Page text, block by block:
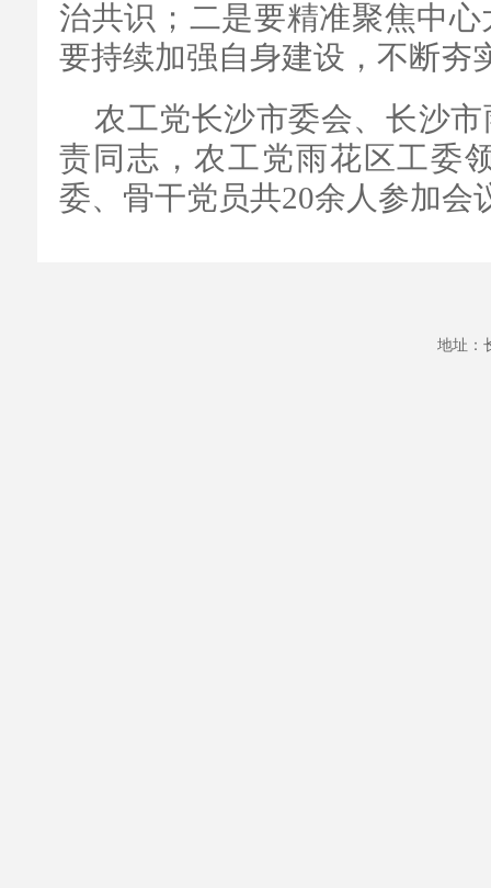
治共识；二是要精准聚焦中
要持续加强自身建设，不断夯
农工党长沙市委会、长沙
责同志，农工党雨花区工委
委、骨干党员共20余人参加会
地址：